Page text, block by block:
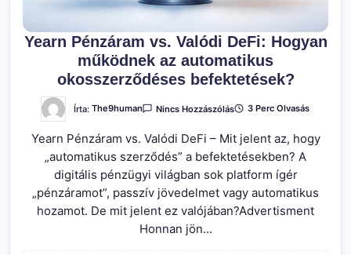
Yearn Pénzáram vs. Valódi DeFi: Hogyan
működnek az automatikus
okosszerződéses befektetések?
Írta: The9human Nincs HozzászólásA(z)
Vs.
Valódi
DeFi:
Hogyan
Működnek
Az
Automatikus
Okosszerződéses
3 Perc Olvasás
Yearn Pénzáram vs. Valódi DeFi – Mit jelent az, hogy
„automatikus szerződés” a befektetésekben? A
digitális pénzügyi világban sok platform ígér
„pénzáramot”, passzív jövedelmet vagy automatikus
hozamot. De mit jelent ez valójában?Advertisment
Honnan jön…